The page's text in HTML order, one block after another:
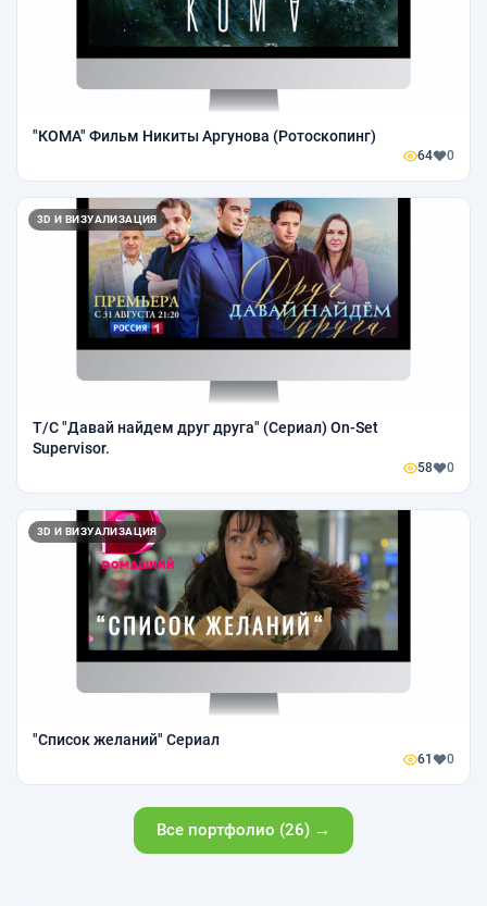
"КОМА" Фильм Никиты Аргунова (Ротоскопинг)
64 0
3D И ВИЗУАЛИЗАЦИЯ
Т/С "Давай найдем друг друга" (Сериал) On-Set
Supervisor.
58 0
3D И ВИЗУАЛИЗАЦИЯ
"Список желаний" Сериал
61 0
Все портфолио (26) →